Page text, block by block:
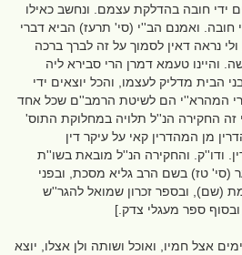
ידי חובה בהדלקת עצמם. ונחשב כאילו
חובה. ואמנם הב''י (סי' תרעז) הביא דברי
נראה דאין לסמוך על זה לברך ברכה
והיינו טעמא דמרן הרי סבירא ליה
הבית מדליק לעצמו, והכל יוצאים ידי
המהרא''י הם לשיטת הרמב''ם שכל אחד
זה החקירה הנ''ל תלויה במחלוקת התוס'
מן המהדרין קאי על עיקר דין
ודו''ק. והחקירה הנ''ל מובאת בשו''ת
(סי' טז) בשם הרב גליא מסכת, ובפני
(שם), ובספר זכרון שמואל להגר''ש
ספר מעגלי צדק.]
אצל חמיו, ואוכל ושותה ולן אצלו, יוצא